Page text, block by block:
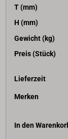
T (mm)
H (mm)
Gewicht (kg)
Preis (Stück)
Lieferzeit
Merken
In den